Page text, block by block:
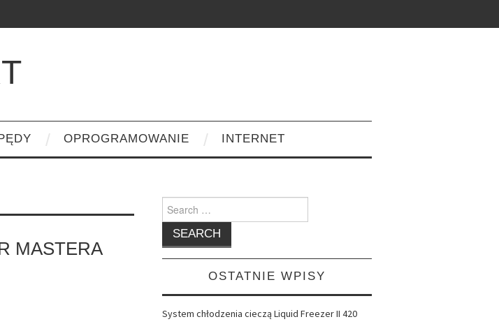
OPROGRAMOWANIE INTERNET
MASTERA
Search
for:
OSTATNIE WPISY
System chłodzenia cieczą Liquid Freezer II 420